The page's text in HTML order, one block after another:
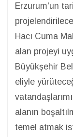
Erzurum'un
Hacı Cuma
alan projeyi
Büyükşehir
eliyle
alanın
temel atmak